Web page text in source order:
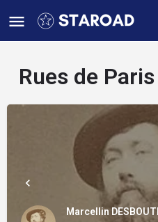
Rues de
Marcellin